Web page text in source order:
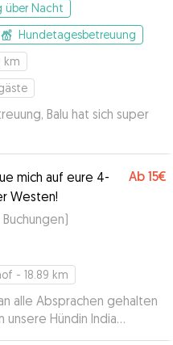
über Nacht
Hundetagesbetreuung
km
Balu hat sich super
mich auf eure 4-
Westen!
Ab 15€
Buchungen)
- 18.89 km
alle Absprachen gehalten
unsere Hündin India
nicht ganz einfach ist, haben